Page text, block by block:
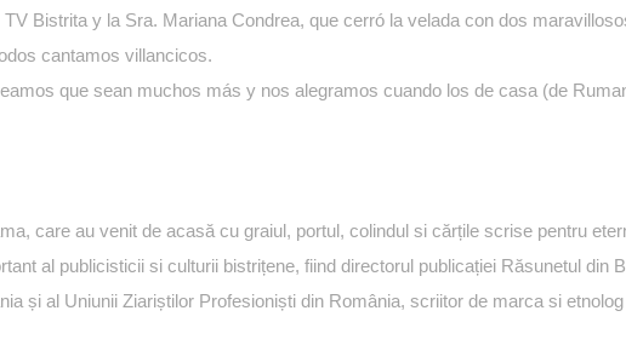
Bistrita y la Sra. Mariana Condrea, que cerró la velada con dos
cantamos villancicos.
que sean muchos más y nos alegramos cuando los de casa (de
care au venit de acasă cu graiul, portul, colindul si cărțile scrise pentru
al publicisticii si culturii bistrițene, fiind directorul publicației Răsunetul din
și al Uniunii Ziariștilor Profesioniști din România, scriitor de marca si